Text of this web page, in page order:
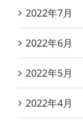
2022年7月
2022年6月
2022年5月
2022年4月